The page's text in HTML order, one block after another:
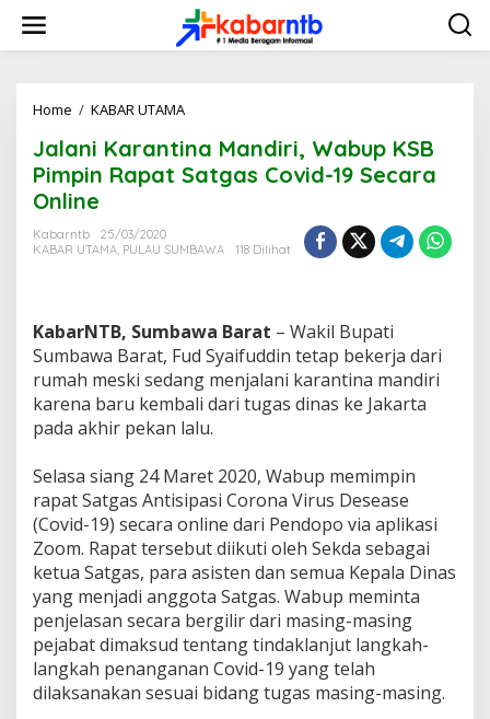
w
Home / KABAR UTAMA
l
a
n
a
t
n
a
M
a
i
r
i
,
a
b
u
p
K
S
B
Jalani Karantina Mandiri, Wabup KSB
Pimpin Rapat Satgas Covid-19 Secara
Online
Kabarntb
25/03/2020
KABAR UTAMA, PULAU SUMBAWA 118 Dilihat
KabarNTB, Sumbawa Barat – Wakil Bupati
Sumbawa Barat, Fud Syaifuddin tetap bekerja dari
rumah meski sedang menjalani karantina mandiri
karena baru kembali dari tugas dinas ke Jakarta
pada akhir pekan lalu.
Selasa siang 24 Maret 2020, Wabup memimpin
rapat Satgas Antisipasi Corona Virus Desease
(Covid-19) secara online dari Pendopo via aplikasi
Zoom. Rapat tersebut diikuti oleh Sekda sebagai
ketua Satgas, para asisten dan semua Kepala Dinas
yang menjadi anggota Satgas. Wabup meminta
penjelasan secara bergilir dari masing-masing
pejabat dimaksud tentang tindaklanjut langkah-
langkah penanganan Covid-19 yang telah
dilaksanakan sesuai bidang tugas masing-masing.